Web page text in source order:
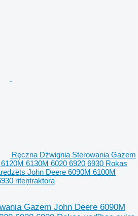
Ręczna Dźwignia Sterowania Gazem
6130M 6020 6920 6930 Rokas
John Deere 6090M 6100M
riteņtraktora
Gazem John Deere 6090M